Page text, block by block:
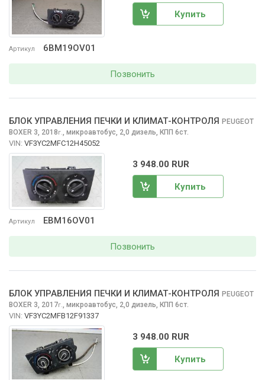
Артикул 6BM19OV01
Купить
Позвонить
Артикул EBM16OV01
БЛОК УПРАВЛЕНИЯ ПЕЧКИ И КЛИМАТ-КОНТРОЛЯ PEUGEOT
BOXER 3, 2018г. микроавтобус, 2,0 дизель, КПП 6ст.
VIN: VF3YC2MFC12H45052
3 948.00 RUR
Купить
Позвонить
БЛОК УПРАВЛЕНИЯ ПЕЧКИ И КЛИМАТ-КОНТРОЛЯ PEUGEOT
BOXER 3, 2017г., микроавтобус, 2,0 дизель, КПП 6ст.
VIN: VF3YC2MFB12F91337
3 948.00 RUR
Купить